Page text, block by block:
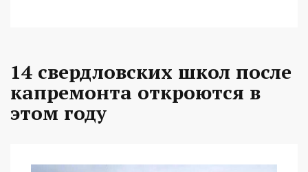
14 свердловских школ после
капремонта откроются в
этом году